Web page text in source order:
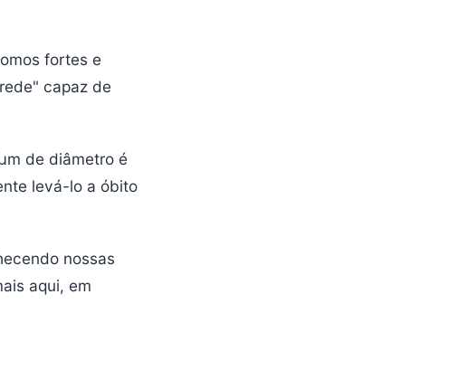
fortes e
capaz de
de diâmetro é
levá-lo a óbito
nossas
aqui, em